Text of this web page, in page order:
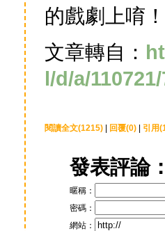
的戲劇上唷
文章轉自：
l/d/a/
閱讀全文(1215) 回覆(0) 引用
發表評論
暱稱：
密碼：
網站：